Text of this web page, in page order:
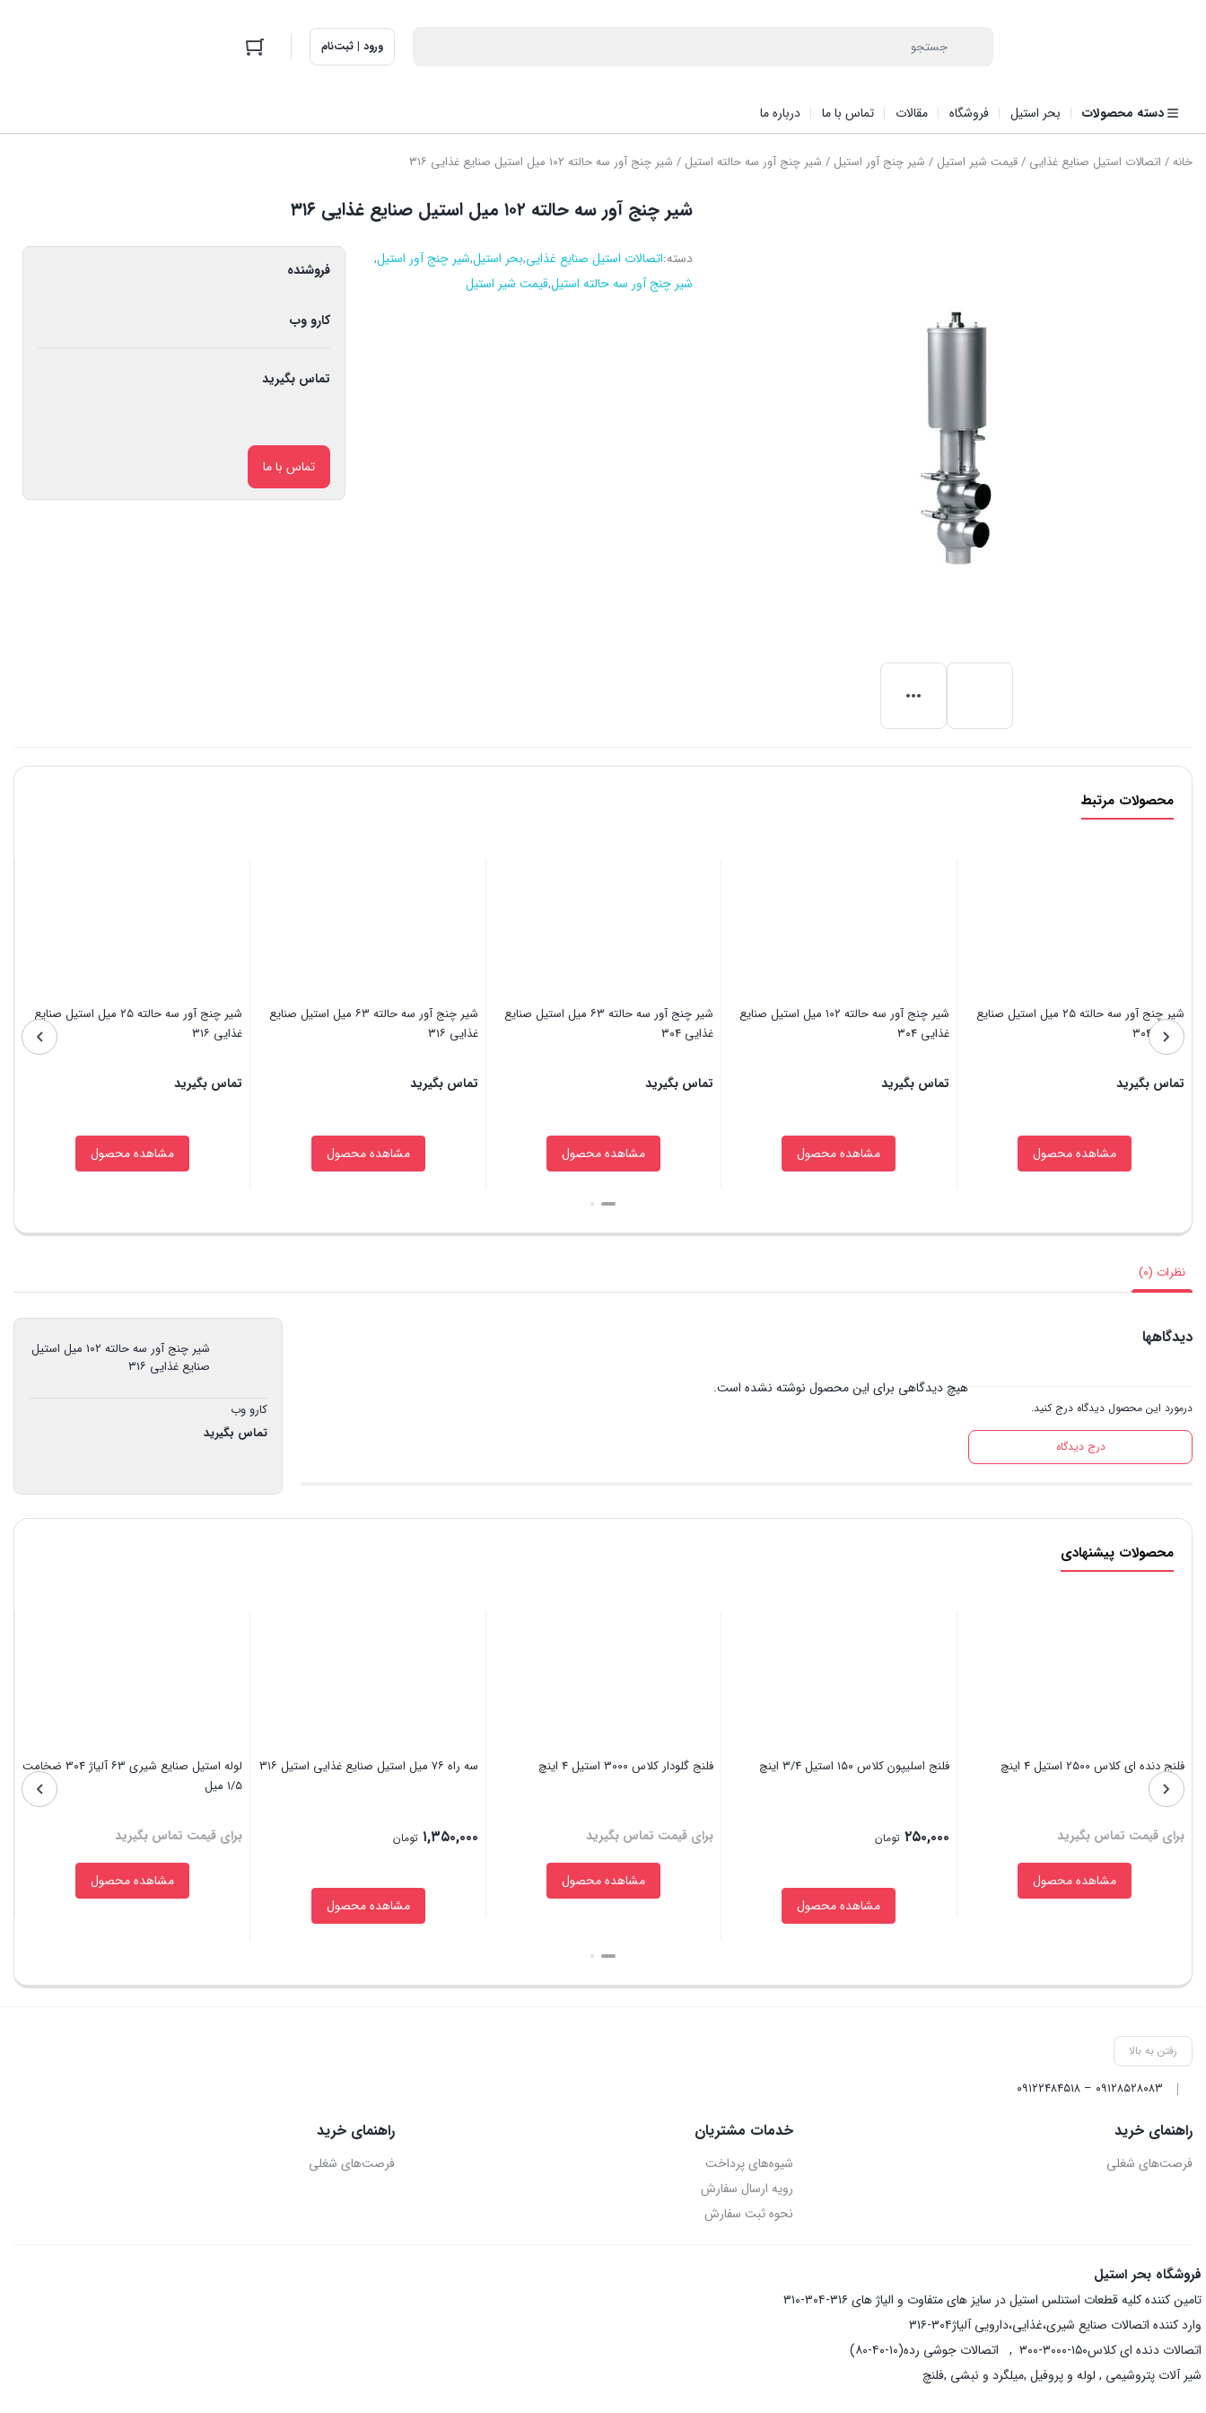
ورود | ثبت‌نام
دسته محصولات بحر استیل فروشگاه مقالات تماس با ما درباره ما
خانه/ اتصالات استیل صنایع غذایی /قیمت شیر استیل / شیر چنج آور استیل / شیر چنج آور سه حالته استیل / شیر چنج آور سه حالته ۱۰۲ میل استیل صنایع غذایی ۳۱۶
شیر چنج آور سه حالته ۱۰۲ میل استیل صنایع غذایی ۳۱۶
دسته:اتصالات استیل صنایع غذایی,بحر استیل,شیر چنج آور استیل,
شیر چنج آور سه حالته استیل,قیمت شیر استیل
فروشنده
کارو وب
تماس بگیرید
تماس با ما
محصولات مرتبط
شیر چنج آور سه حالته ۲۵ میل استیل صنایع
غذایی ۳۰۴
تماس بگیرید
مشاهده محصول
شیر چنج آور سه حالته ۱۰۲ میل استیل صنایع
غذایی ۳۰۴
تماس بگیرید
مشاهده محصول
شیر چنج آور سه حالته ۶۳ میل استیل صنایع
غذایی ۳۰۴
تماس بگیرید
مشاهده محصول
شیر چنج آور سه حالته ۶۳ میل استیل صنایع
غذایی ۳۱۶
تماس بگیرید
مشاهده محصول
شیر چنج آور سه حالته ۲۵ میل استیل صنایع
غذایی ۳۱۶
تماس بگیرید
مشاهده محصول
نظرات (۰)
دیدگاهها
درمورد این محصول دیدگاه درج کنید.
درج دیدگاه
هیچ دیدگاهی برای این محصول نوشته نشده است.
شیر چنج آور سه حالته ۱۰۲ میل استیل
صنایع غذایی ۳۱۶
کارو وب
تماس بگیرید
محصولات پیشنهادی
فلنج دنده‌ ای کلاس ۲۵۰۰ استیل ۴ اینچ
برای قیمت تماس بگیرید
مشاهده محصول
فلنج اسلیپون کلاس ۱۵۰ استیل ۳/۴ اینچ
۲۵۰,۰۰۰ تومان
مشاهده محصول
فلنج گلودار کلاس ۳۰۰۰ استیل ۴ اینچ
برای قیمت تماس بگیرید
مشاهده محصول
سه راه ۷۶ میل استیل صنایع غذایی استیل ۳۱۶
۱,۳۵۰,۰۰۰ تومان
مشاهده محصول
لوله استیل صنایع شیری ۶۳ آلیاژ ۳۰۴ ضخامت
۱/۵ میل
برای قیمت تماس بگیرید
مشاهده محصول
رفتن به بالا
۰۹۱۲۸۵۲۸۰۸۳ – ۰۹۱۲۲۴۸۴۵۱۸
راهنمای خرید
فرصت‌های شغلی
خدمات مشتریان
شیوه‌های پرداخت
رویه ارسال سفارش
نحوه ثبت سفارش
راهنمای خرید
فرصت‌های شغلی
فروشگاه بحر استیل
تامین کننده کلیه قطعات استنلس استیل در سایز های متفاوت و الیاژ های ۳۱۶-۳۰۴-۳۱۰
وارد کننده اتصالات صنایع شیری،غذایی،دارویی آلیاژ۳۰۴-۳۱۶
اتصالات دنده ای کلاس۱۵۰-۳۰۰۰-۳۰۰ , اتصالات جوشی رده(۱۰-۴۰-۸۰)
شیر آلات پتروشیمی , لوله و پروفیل ,میلگرد و نبشی ,فلنچ